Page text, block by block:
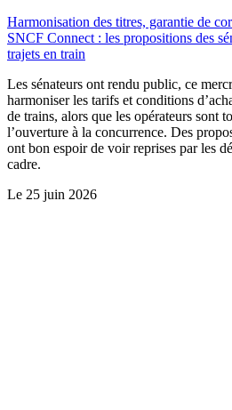
Harmonisation des titres, garantie de
SNCF Connect : les propositions des
trajets en train
Les sénateurs ont rendu public, ce
harmoniser les tarifs et conditions
de trains, alors que les opérateurs sont
l’ouverture à la concurrence. Des
ont bon espoir de voir reprises par les
cadre.
Le 25 juin 2026